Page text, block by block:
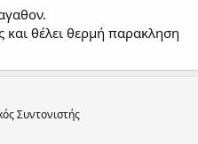
και θέλει θερμή παρακληση
Συντονιστής